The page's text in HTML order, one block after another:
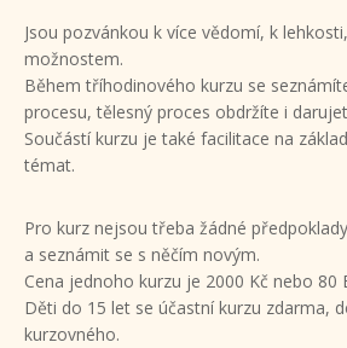
Jsou pozvánkou k více vědomí, k
možnostem.
Během tříhodinového kurzu se
procesu, tělesný proces obdržíte i
Součástí kurzu je také facilitace na
témat.
Pro kurz nejsou třeba žádné
a seznámit se s něčím novým.
Cena jednoho kurzu je 2000 Kč nebo 80
Děti do 15 let se účastní kurzu zdarma,
kurzovného.